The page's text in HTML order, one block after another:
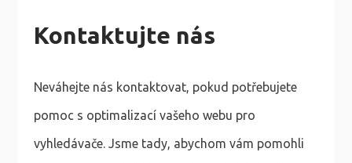
Kontaktujte nás
Neváhejte nás kontaktovat, pokud potřebujete
pomoc s optimalizací vašeho webu pro
vyhledávače. Jsme tady, abychom vám pomohli